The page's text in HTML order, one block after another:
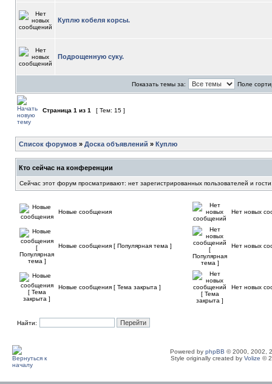
Куплю кобеля корсы.
Подрощенную суку.
Показать темы за: Поле
Страница 1 из 1 [ Тем: 15 ]
Список форумов » Доска объявлений » Куплю
Кто сейчас на конференции
Сейчас этот форум просматривают: нет зарегистрированных пользователей и
Новые сообщения Нет новых
Новые сообщения [ Популярная тема ] Нет новых
Новые сообщения [ Тема закрыта ] Нет новых
Найти:
Powered by phpBB © 2000, 2002,
Style originally created by Volize ©